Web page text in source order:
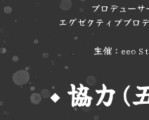
プロデュー
エグゼクティブプロ
主催：eeo
◆ 協力(